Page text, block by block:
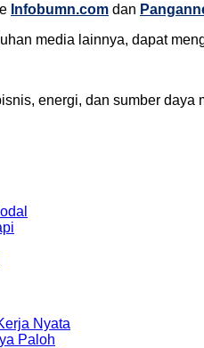
Infobumn.com dan
media lainnya, dapat
energi, dan sumber daya
Nyata
Paloh